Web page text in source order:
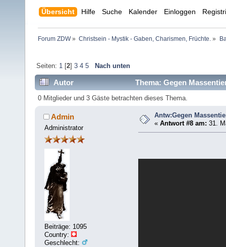
Übersicht Hilfe Suche Kalender Einloggen
Forum ZDW» Christsein - Mystik - Gaben, Charismen, Früchte. »
Seiten: 1[2] 3 4 5 Nach unten
Autor Thema: Gegen
0 Mitglieder und 3 Gäste betrachten dieses Thema.
Admin
Administrator
Beiträge: 1095
Country:
Geschlecht:
Antw:Gegen
«Antwort #8 am: 31.